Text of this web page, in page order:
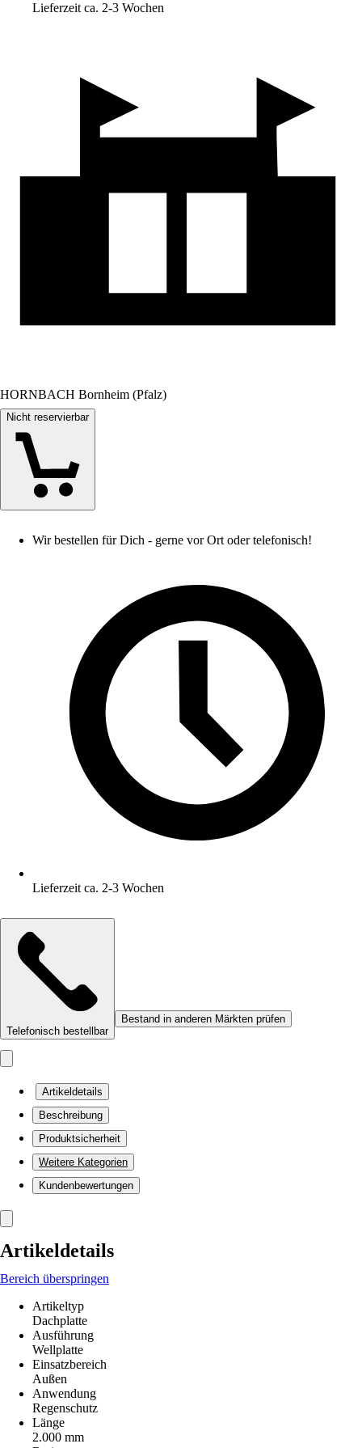
Lieferzeit ca. 2-3 Wochen
HORNBACH Bornheim (Pfalz)
Nicht reservierbar
Wir bestellen für Dich - gerne vor Ort oder telefonisch!
Lieferzeit ca. 2-3 Wochen
Telefonisch bestellbar
Bestand in anderen Märkten prüfen
Artikeldetails
Beschreibung
Produktsicherheit
Weitere Kategorien
Kundenbewertungen
Artikeldetails
Bereich überspringen
Artikeltyp
Dachplatte
Ausführung
Wellplatte
Einsatzbereich
Außen
Anwendung
Regenschutz
Länge
2.000 mm